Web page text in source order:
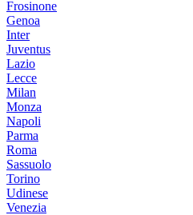
Frosinone
Genoa
Inter
Juventus
Lazio
Lecce
Milan
Monza
Napoli
Parma
Roma
Sassuolo
Torino
Udinese
Venezia